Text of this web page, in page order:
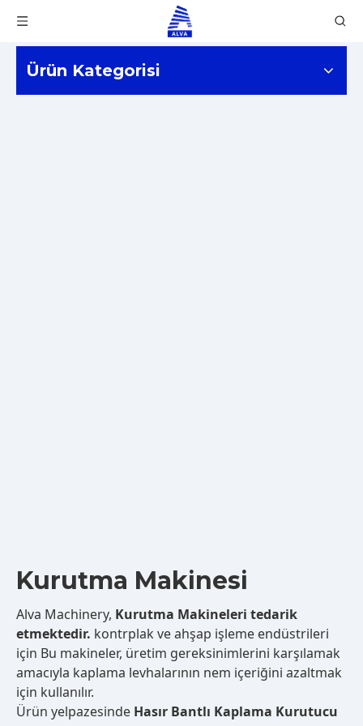
Ürün Kategorisi
Kurutma Makinesi
Alva Machinery, Kurutma Makineleri tedarik
etmektedir. kontrplak ve ahşap işleme endüstrileri
için Bu makineler, üretim gereksinimlerini karşılamak
amacıyla kaplama levhalarının nem içeriğini azaltmak
için kullanılır.
Ürün yelpazesinde Hasır Bantlı Kaplama Kurutucu